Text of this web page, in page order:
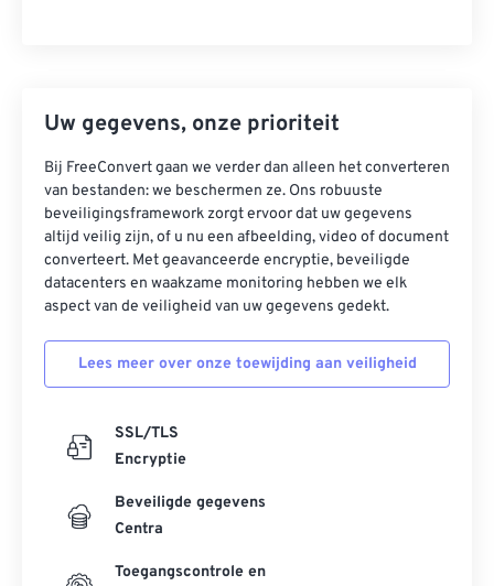
Uw gegevens, onze prioriteit
Bij FreeConvert gaan we verder dan alleen het converteren
van bestanden: we beschermen ze. Ons robuuste
beveiligingsframework zorgt ervoor dat uw gegevens
altijd veilig zijn, of u nu een afbeelding, video of document
converteert. Met geavanceerde encryptie, beveiligde
datacenters en waakzame monitoring hebben we elk
aspect van de veiligheid van uw gegevens gedekt.
Lees meer over onze toewijding aan veiligheid
SSL/TLS
Encryptie
Beveiligde gegevens
Centra
Toegangscontrole en